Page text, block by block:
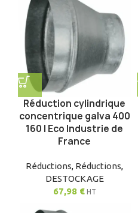
Réduction cylindrique
concentrique galva 400
160 | Eco Industrie de
France
Réductions, Réductions,
DESTOCKAGE
67,98 € HT